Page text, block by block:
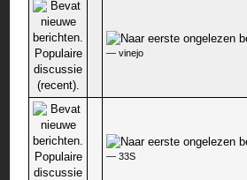
—vinejo
0 stem - 0 van 5 gemiddeld
—33S
0 stem - 0 van 5 gemiddeld